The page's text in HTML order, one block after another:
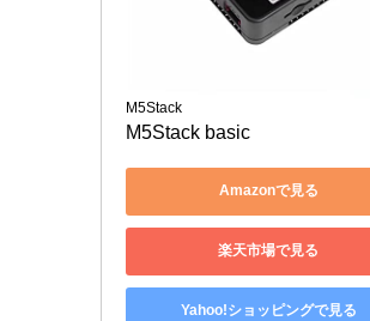
M5Stack
M5Stack basic
Amazonで見る
楽天市場で見る
Yahoo!ショッピングで見る